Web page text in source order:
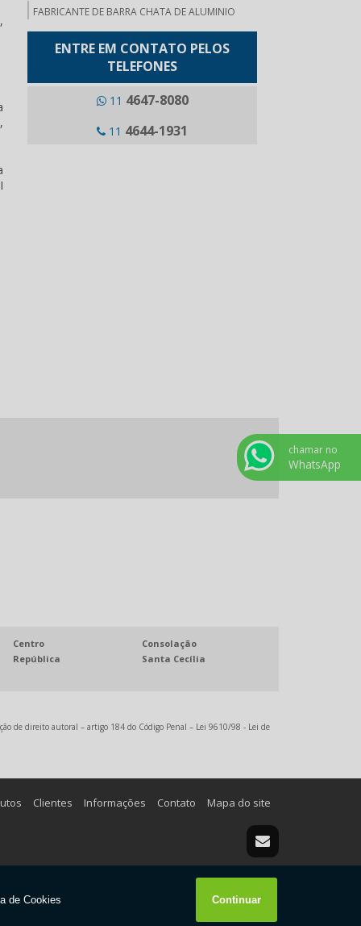
FABRICANTE DE BARRA CHATA DE ALUMINIO
FERRAMENTAS PARA EXTRUSÃO DE ALUMÍNIO
TUBO DE ALUMINIO RETANGULAR
VERGALHÃO DE ALUMINIO
ENTRE EM CONTATO PELOS
TELEFONES
11 4647-8080
11 4644-1931
Centro
Consolação
República
Santa Cecília
de direito autoral – artigo 184 do Código Penal – Lei 9610/98 - Lei de
Clientes Informações Contato Mapa do site
chamar no
WhatsApp